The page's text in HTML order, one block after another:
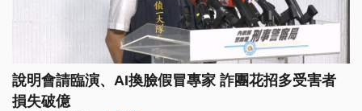
說明會請臨演、AI換臉假冒專家 詐團花招多受害者
損失破億